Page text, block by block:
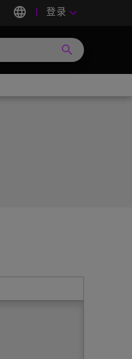
language 登录 keyboard_arrow_down
search